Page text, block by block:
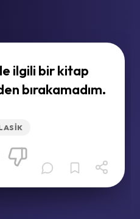
ile ilgili bir kitap
bırakamadım.